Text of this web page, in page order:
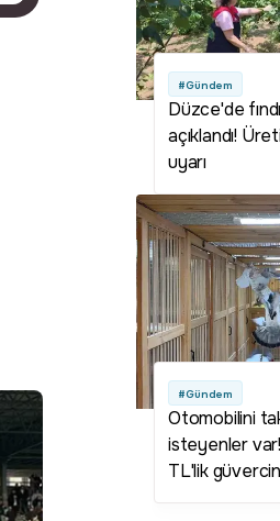
#Gündem
Düzce'de
açıklandı!
uyarı
#Gündem
Otomobilini
isteyenler
TL'lik